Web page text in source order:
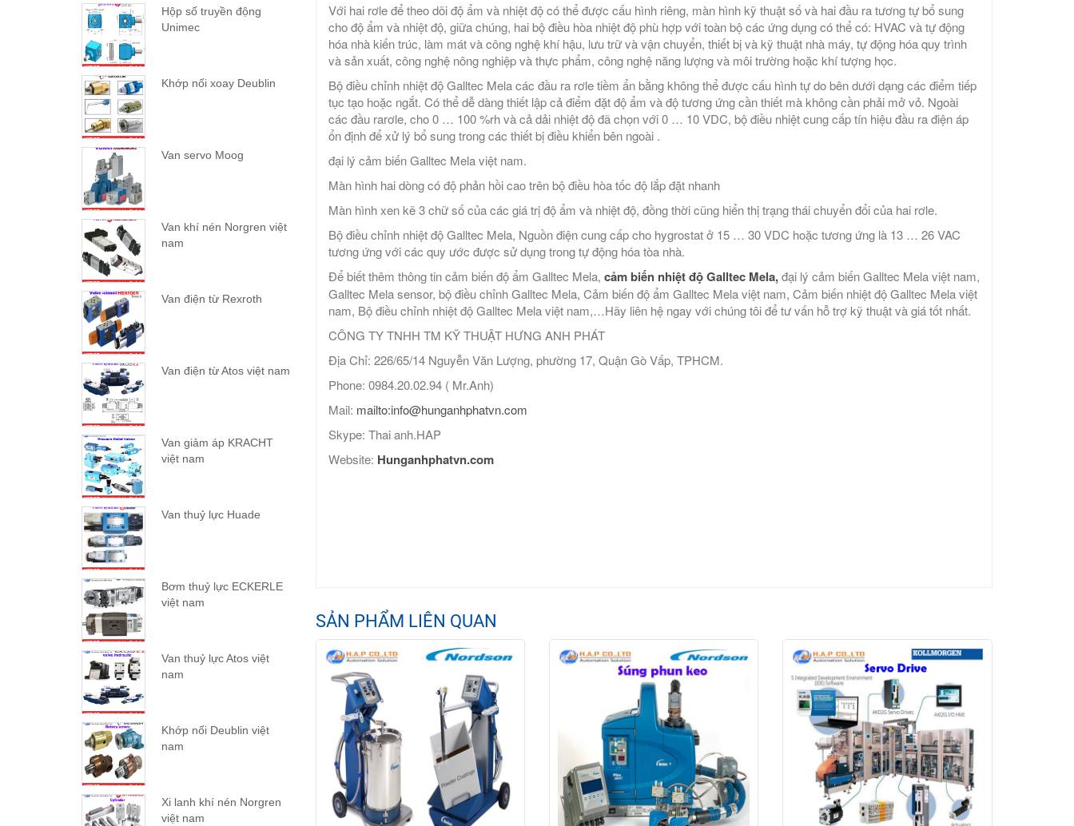
Với hai rơle để theo dõi độ ẩm và nhiệt độ có thể được cấu hình riêng, màn hình kỹ thuật số và hai đầu ra tương tự bổ sung
cho độ ẩm và nhiệt độ, giữa chúng, hai bộ điều hòa nhiệt độ phù hợp với toàn bộ các ứng dụng có thể có: HVAC và tự động
hóa nhà kiến trúc, làm mát và công nghệ khí hậu, lưu trữ và vận chuyển, thiết bị và kỹ thuật nhà máy, tự động hóa quy trình
và sản xuất, công nghệ nông nghiệp và thực phẩm, công nghệ năng lượng và môi trường hoặc khí tượng học.
Bộ điều chỉnh nhiệt độ Galltec Mela các đầu ra rơle tiềm ẩn bằng không thể được cấu hình tự do bên dưới dạng các điểm tiếp
tục tạo hoặc ngắt. Có thể dễ dàng thiết lập cả điểm đặt độ ẩm và độ tương ứng cần thiết mà không cần phải mở vỏ. Ngoài
các đầu rarơle, cho 0 … 100 %rh và cả dải nhiệt độ đã chọn với 0 … 10 VDC, bộ điều nhiệt cung cấp tín hiệu đầu ra điện áp
ổn định để xử lý bổ sung trong các thiết bị điều khiển bên ngoài .
đại lý cảm biến Galltec Mela việt nam.
Màn hình hai dòng có độ phản hồi cao trên bộ điều hòa tốc độ lắp đặt nhanh
Màn hình xen kẽ 3 chữ số của các giá trị độ ẩm và nhiệt độ, đồng thời cũng hiển thị trạng thái chuyển đổi của hai rơle.
Bộ điều chỉnh nhiệt độ Galltec Mela, Nguồn điện cung cấp cho hygrostat ở 15 … 30 VDC hoặc tương ứng là 13 … 26 VAC
tương ứng với các quy ước được sử dụng trong tự động hóa tòa nhà.
Để biết thêm thông tin cảm biến độ ẩm Galltec Mela, cảm biến nhiệt độ Galltec Mela,đại lý cảm biến Galltec Mela việt nam,
Galltec Mela sensor, bộ điều chỉnh Galltec Mela, Cảm biến độ ẩm Galltec Mela việt nam, Cảm biến nhiệt độ Galltec Mela việt
nam, Bộ điều chỉnh nhiệt độ Galltec Mela việt nam,…Hãy liên hệ ngay với chúng tôi để tư vấn hỗ trợ kỹ thuật và giá tốt nhất.
CÔNG TY TNHH TM KỸ THUẬT HƯNG ANH PHÁT
Địa Chỉ: 226/65/14 Nguyễn Văn Lượng, phường 17, Quận Gò Vấp, TPHCM.
Phone: 0984.20.02.94 ( Mr.Anh)
Mail: mailto:info@hunganhphatvn.com
Skype: Thai anh.HAP
Website: Hunganhphatvn.com
SẢN PHẨM LIÊN QUAN
Hộp số truyền động
Unimec
Khớp nối xoay Deublin
Van servo Moog
Van khí nén Norgren việt
nam
Van điện từ Rexroth
Van điện từ Atos việt nam
Van giảm áp KRACHT
việt nam
Van thuỷ lực Huade
Bơm thuỷ lực ECKERLE
việt nam
Van thuỷ lực Atos việt
nam
Khớp nối Deublin việt
nam
Xi lanh khí nén Norgren
việt nam